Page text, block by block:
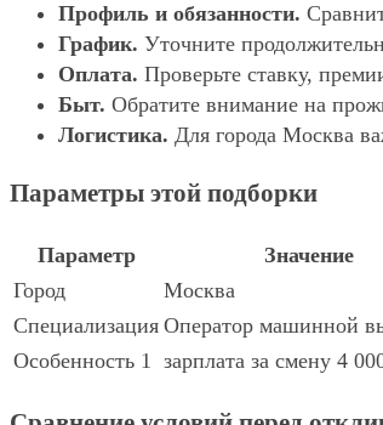
Профиль и обязанности.
График. Уточните
Оплата. Проверьте ставку,
Быт. Обратите внимание на
Логистика. Для города Москва
Параметры этой подборки
Параметр Значение
Город
Москва
Специализация Оператор машинной
Особенность 1 зарплата за смену 4